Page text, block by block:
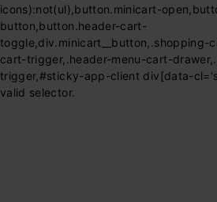
icons):not(ul),button.minicart-
button,button.header-cart-
cart-trigger,.header-menu-cart-
trigger,#sticky-app-client div[data-
valid selector.